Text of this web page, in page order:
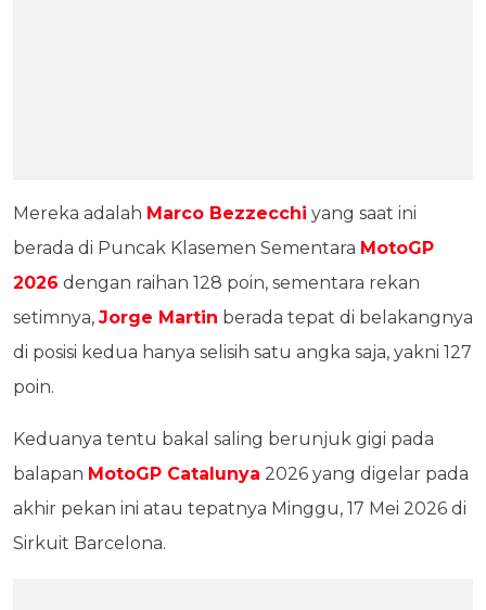
Mereka adalah Marco Bezzecchi yang saat ini
berada di Puncak Klasemen Sementara MotoGP
2026 dengan raihan 128 poin, sementara rekan
setimnya, Jorge Martin berada tepat di belakangnya
di posisi kedua hanya selisih satu angka saja, yakni 127
poin.
Keduanya tentu bakal saling berunjuk gigi pada
balapan MotoGP Catalunya 2026 yang digelar pada
akhir pekan ini atau tepatnya Minggu, 17 Mei 2026 di
Sirkuit Barcelona.